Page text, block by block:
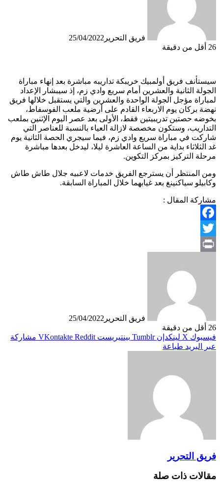
فريق التحرير 25/04/2022
26 أقل من دقيقة
سيستأنف فريق أولمبيك خريبكة تداريبه مباشرة بعد إنهاء مباراة
الجولة الثانية والعشرين أمام سريع وادي زم، إذ سيبشار الإعداد
لمباراة مؤجل الجولة الواحدة والعشرين والتي يستقبل خلالها فريق
نهضة بركان يوم الاربعاء القادم على أرضية ملعب الفوسفاط،
بخوضه حصتين تدريبيتين فقط، الأولى بعد عصر اليوم الإثنين بملعب
التداريب، وستكون مخصصة لازالة العياء بالنسبة للعناصر التي
شاركت في مباراة سريع وادي زم، فيما سيجري الحصة الثانية يوم
غد الثلاثاء بداية من الساعة العاشرة ليلا، ليدخل بعدها مباشرة
مرحلة التركيز بمركز التكوين.
ومن المنتظر أن يسترجع الفريق خدمات لاعبيه جلال طاش طاش
وكابيلو سياكنينغ بعد غيابهما خلال المباراة السابقة.
مشاركة المقال :
Facebook
Twitter
فريق التحرير 25/04/2022
26 أقل من دقيقة
فيسبوك X لينكدإن بينتيريست
مشاركة
عبر البريد طباعة
فريق التحرير
مقالات ذات صلة